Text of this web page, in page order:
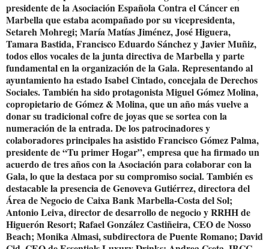
presidente de la Asociación Española Contra el Cáncer en
Marbella que estaba acompañado por su vicepresidenta,
Setareh Mohregi; María Matías Jiménez, José Higuera,
Tamara Bastida, Francisco Eduardo Sánchez y Javier Muñiz,
todos ellos vocales de la junta directiva de Marbella y parte
fundamental en la organización de la Gala. Representando al
ayuntamiento ha estado Isabel Cintado, concejala de Derechos
Sociales. También ha sido protagonista Miguel Gómez Molina,
copropietario de Gómez & Molina, que un año más vuelve a
donar su tradicional cofre de joyas que se sortea con la
numeración de la entrada. De los patrocinadores y
colaboradores principales ha asistido Francisco Gómez Palma,
presidente de “Tu primer Hogar”, empresa que ha firmado un
acuerdo de tres años con la Asociación para colaborar con la
Gala, lo que la destaca por su compromiso social. También es
destacable la presencia de Genoveva Gutiérrez, directora del
Área de Negocio de Caixa Bank Marbella-Costa del Sol;
Antonio Leiva, director de desarrollo de negocio y RRHH de
Higuerón Resort; Rafael González Castiñeira, CEO de Nosso
Beach; Monika Almasi, subdirectora de Puente Romano; David